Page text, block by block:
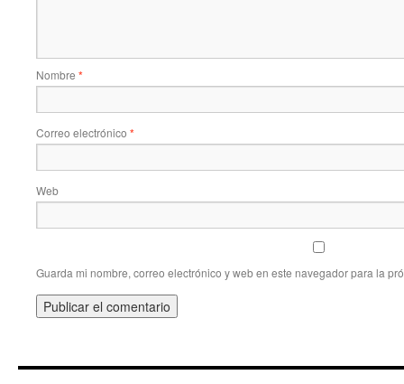
Nombre *
Correo electrónico *
Web
Guarda mi nombre, correo electrónico y web en este navegador para la